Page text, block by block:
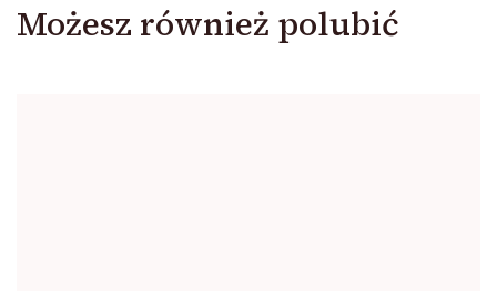
Możesz również polubić